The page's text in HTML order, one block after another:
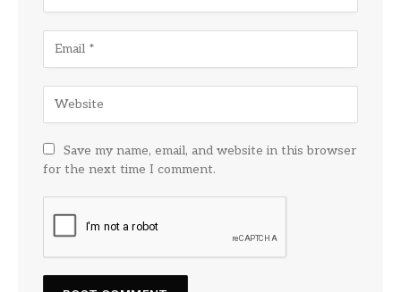
Save my name, email, and website in this browser
for the next time I comment.